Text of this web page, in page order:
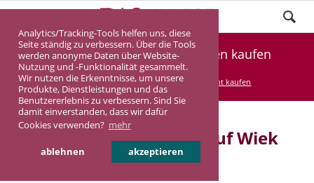
Analytics/Tracking-Tools helfen uns, diese
Seite ständig zu verbessern. Über die Tools
werden anonyme Daten über Website-
Nutzung und -Funktionalität gesammelt.
Wir nutzen die Erkenntnisse, um unsere
Produkte, Dienstleistungen und das
Benutzererlebnis zu verbessern. Sind Sie
damit einverstanden, dass wir dafür
Cookies verwenden? mehr
ablehnen akzeptieren
Ferienappartement Wiek Rügen kaufen
DASINVEST Service Ferienappartement kaufen
Ferienappartement in/auf Wiek
Rügen